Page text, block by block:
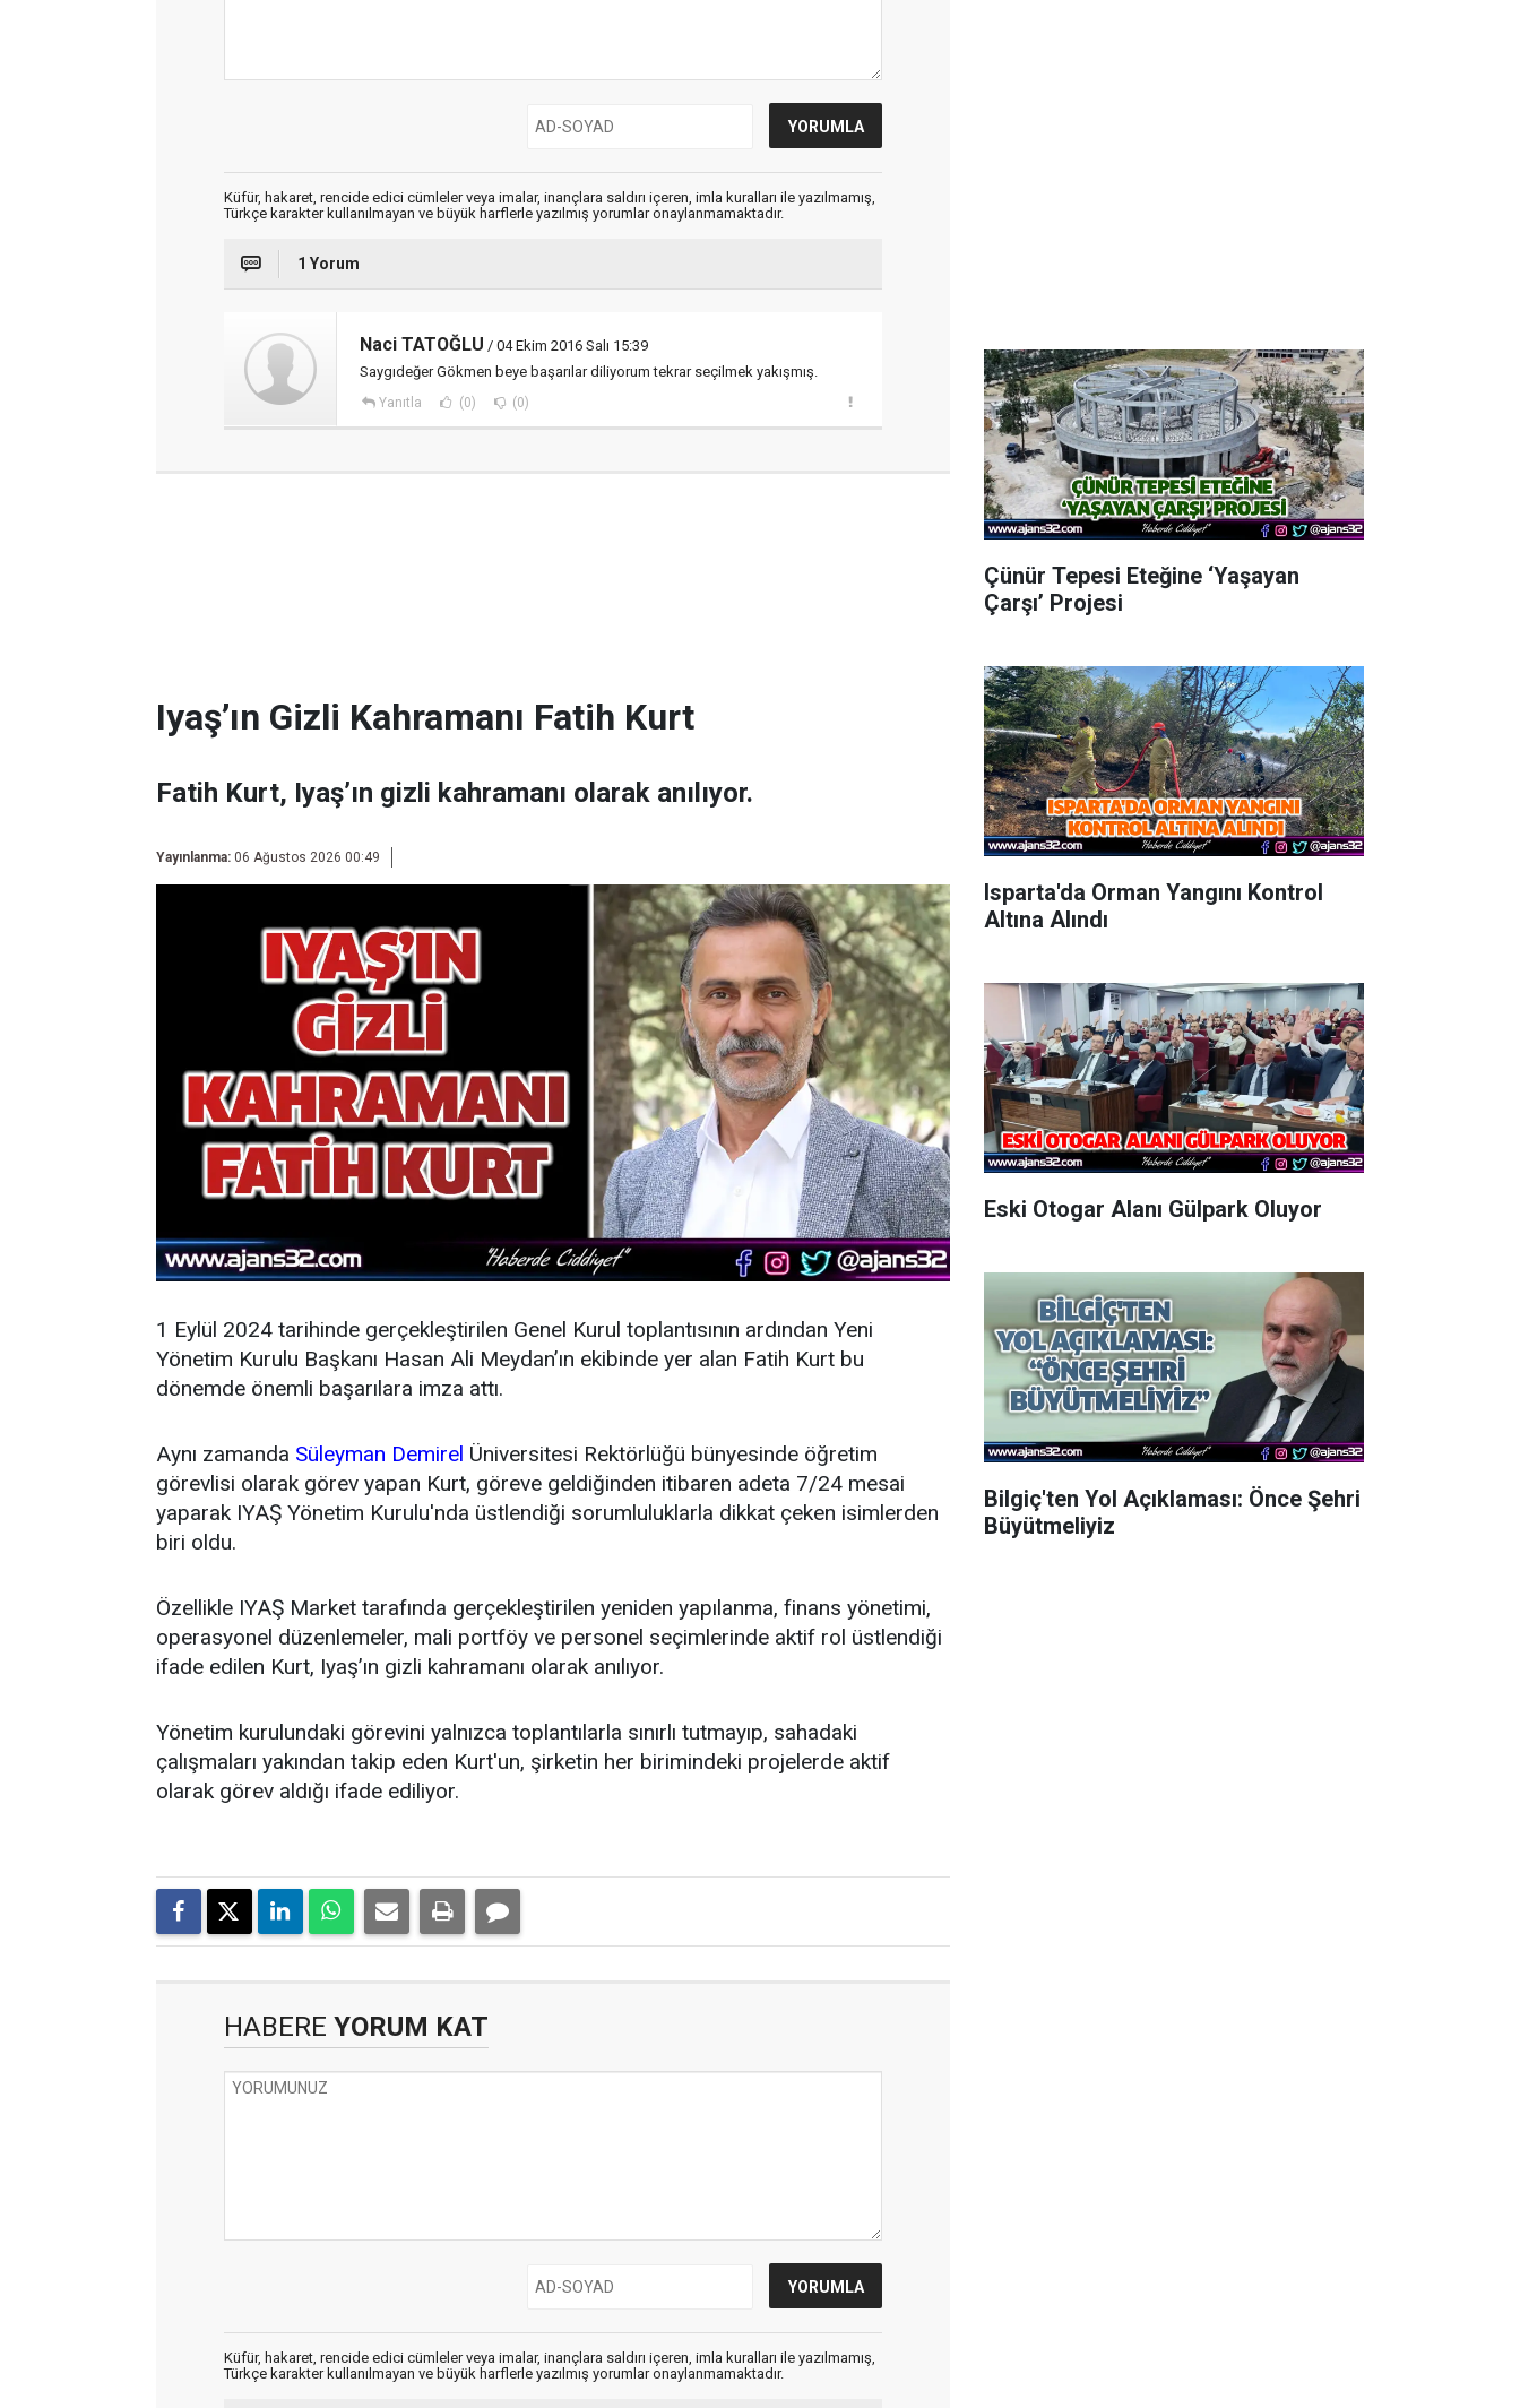
Küfür, hakaret, rencide edici cümleler veya imalar, inançlara saldırı içeren, imla kuralları ile yazılmamış,
Türkçe karakter kullanılmayan ve büyük harflerle yazılmış yorumlar onaylanmamaktadır.
1 Yorum
Naci TATOĞLU / 04 Ekim 2016 Salı 15:39
Saygıdeğer Gökmen beye başarılar diliyorum tekrar seçilmek yakışmış.
Yanıtla (0) (0)
Iyaş’ın Gizli Kahramanı Fatih Kurt
Fatih Kurt, Iyaş’ın gizli kahramanı olarak anılıyor.
Yayınlanma: 06 Ağustos 2026 00:49
1 Eylül 2024 tarihinde gerçekleştirilen Genel Kurul toplantısının ardından Yeni
Yönetim Kurulu Başkanı Hasan Ali Meydan’ın ekibinde yer alan Fatih Kurt bu
dönemde önemli başarılara imza attı.
Aynı zamanda Süleyman Demirel Üniversitesi Rektörlüğü bünyesinde öğretim
görevlisi olarak görev yapan Kurt, göreve geldiğinden itibaren adeta 7/24 mesai
yaparak IYAŞ Yönetim Kurulu'nda üstlendiği sorumluluklarla dikkat çeken isimlerden
biri oldu.
Özellikle IYAŞ Market tarafında gerçekleştirilen yeniden yapılanma, finans yönetimi,
operasyonel düzenlemeler, mali portföy ve personel seçimlerinde aktif rol üstlendiği
ifade edilen Kurt, Iyaş’ın gizli kahramanı olarak anılıyor.
Yönetim kurulundaki görevini yalnızca toplantılarla sınırlı tutmayıp, sahadaki
çalışmaları yakından takip eden Kurt'un, şirketin her birimindeki projelerde aktif
olarak görev aldığı ifade ediliyor.
HABERE YORUM KAT
Küfür, hakaret, rencide edici cümleler veya imalar, inançlara saldırı içeren, imla kuralları ile yazılmamış,
Türkçe karakter kullanılmayan ve büyük harflerle yazılmış yorumlar onaylanmamaktadır.
Çünür Tepesi Eteğine ‘Yaşayan
Çarşı’ Projesi
Isparta'da Orman Yangını Kontrol
Altına Alındı
Eski Otogar Alanı Gülpark Oluyor
Bilgiç'ten Yol Açıklaması: Önce Şehri
Büyütmeliyiz